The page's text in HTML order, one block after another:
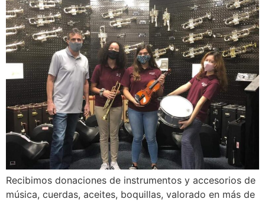
Recibimos donaciones de instrumentos y accesorios de
música, cuerdas, aceites, boquillas, valorado en más de